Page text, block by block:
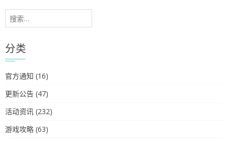
搜
索：
分类
官方通知 (16)
更新公告 (47)
活动资讯 (232)
游戏攻略 (63)